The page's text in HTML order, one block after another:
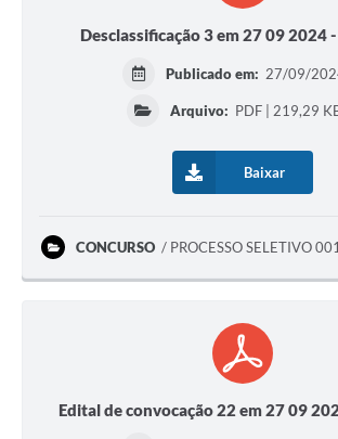
Desclassificação 3 em 27 09 2024
Publicado em: 27/09/
Arquivo: PDF | 219,29
Baixar
CONCURSO PROCESSO SELETIVO
Edital de convocação 22 em 27 09